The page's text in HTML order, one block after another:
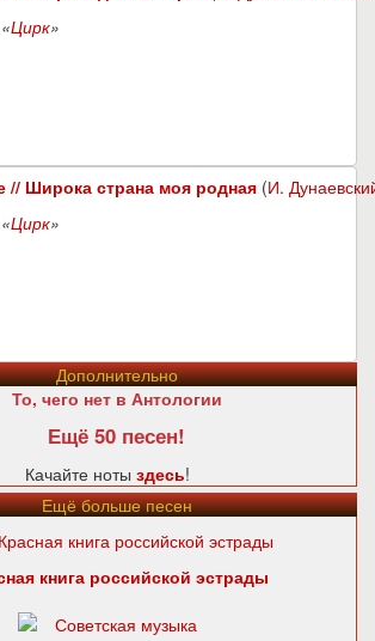
Цирк»
// Широка страна моя родная (И.
Цирк»
Дополнительно
То, чего нет в Антологии
Ещё 50 песен!
Качайте ноты здесь!
Ещё больше песен
книга российской эстрады